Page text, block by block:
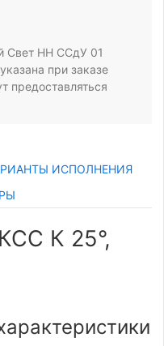
Свет НН ССдУ 01
при заказе
предоставляться
ИСПОЛНЕНИЯ
К 25°,